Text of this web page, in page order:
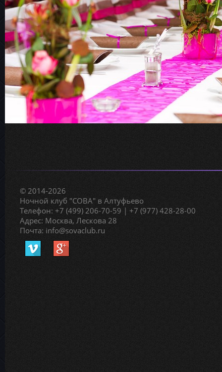
© 2014-2026
Ночной клуб "СОВА" в Алтуфьево
Телефон: +7 (499) 206-70-59 | +7 (977) 428-28-00
Адрес: Москва, Лескова 28
Почта: info@sovaclub.ru